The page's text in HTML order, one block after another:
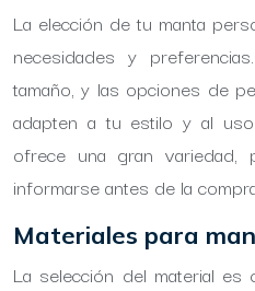
La elección de tu manta
necesidades y
tamaño, y las opciones de
adapten a tu estilo y al
ofrece una gran
informarse antes de la
Materiales para
La selección del material